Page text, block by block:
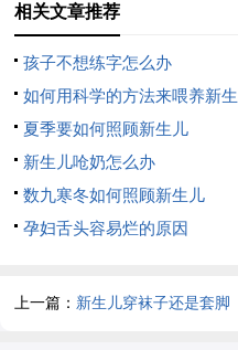
相关文章推荐
孩子不想练字怎么办
如何用科学的方法来喂养新生
儿？
夏季要如何照顾新生儿
新生儿呛奶怎么办
数九寒冬如何照顾新生儿
孕妇舌头容易烂的原因
上一篇： 新生儿穿袜子还是套脚